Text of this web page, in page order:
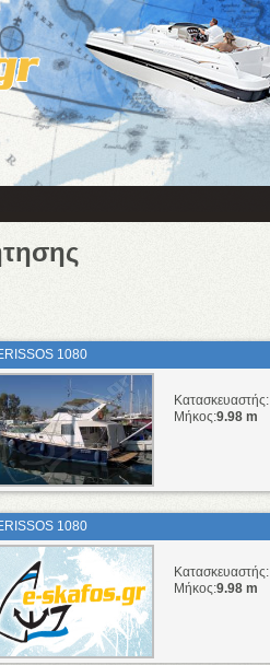
1080
Κατασκευαστής:
Μήκος:9.98 m
1080
Κατασκευαστής:
Μήκος:9.98 m